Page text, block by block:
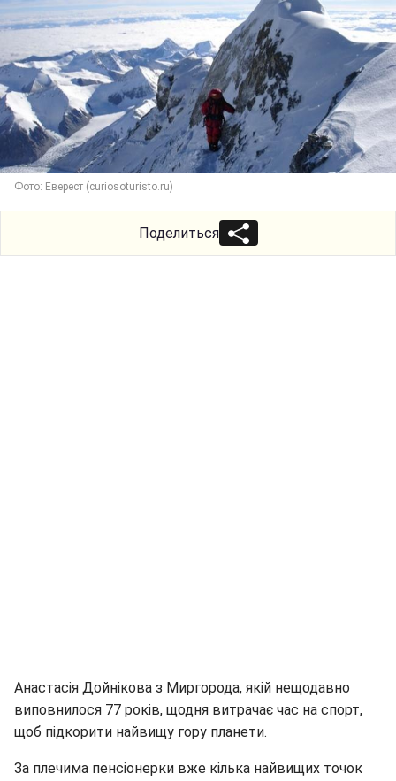
Фото: Еверест (curiosoturisto.ru)
Поделиться
Анастасія Дойнікова з Миргорода, якій нещодавно
виповнилося 77 років, щодня витрачає час на спорт,
щоб підкорити найвищу гору планети.
За плечима пенсіонерки вже кілька найвищих точок